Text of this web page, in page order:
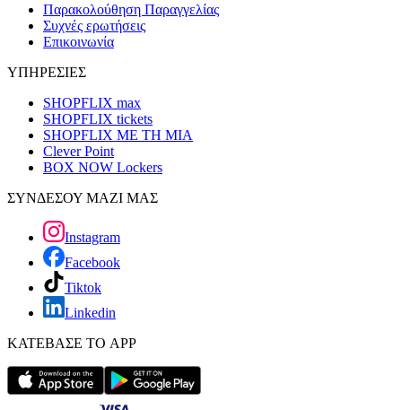
Παρακολούθηση Παραγγελίας
Συχνές ερωτήσεις
Επικοινωνία
ΥΠΗΡΕΣΙΕΣ
SHOPFLIX max
SHOPFLIX tickets
SHOPFLIX ΜΕ ΤΗ ΜΙΑ
Clever Point
BOX NOW Lockers
ΣΥΝΔΕΣΟΥ ΜΑΖΙ ΜΑΣ
Instagram
Facebook
Tiktok
Linkedin
ΚΑΤΕΒΑΣΕ ΤΟ APP